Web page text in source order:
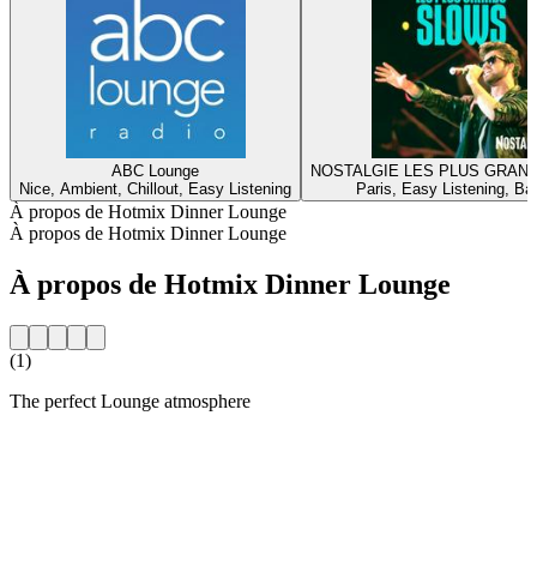
ABC Lounge
Nice, Ambient, Chillout, Easy Listening
NOSTALGIE LES PLUS
Paris, Easy Listening,
À propos de Hotmix Dinner Lounge
À propos de Hotmix Dinner Lounge
À propos de Hotmix Dinner Lounge
(1)
The perfect Lounge atmosphere